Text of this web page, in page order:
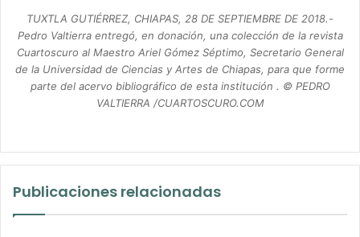
TUXTLA GUTIÉRREZ, CHIAPAS, 28 DE SEPTIEMBRE DE 2018.-
Pedro Valtierra entregó, en donación, una colección de la revista
Cuartoscuro al Maestro Ariel Gómez Séptimo, Secretario General
de la Universidad de Ciencias y Artes de Chiapas, para que forme
parte del acervo bibliográfico de esta institución . © PEDRO
VALTIERRA /CUARTOSCURO.COM
Publicaciones relacionadas